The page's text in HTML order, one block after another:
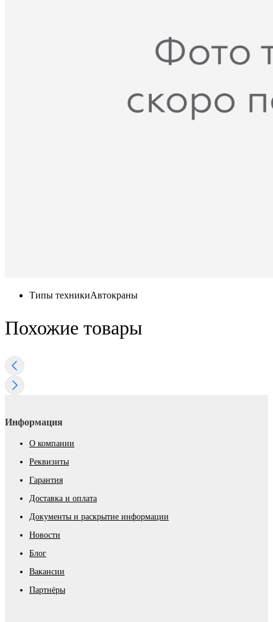
Типы техникиАвтокраны
Похожие товары
Информация
О компании
Реквизиты
Гарантия
Доставка и оплата
Документы и раскрытие информации
Новости
Блог
Вакансии
Партнёры